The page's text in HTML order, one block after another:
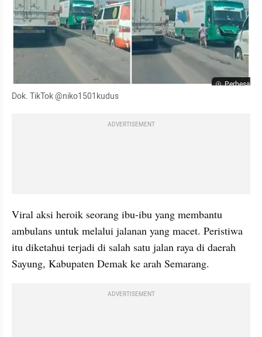
Perbesar
Dok. TikTok @niko1501kudus
ADVERTISEMENT
Viral aksi heroik seorang ibu-ibu yang membantu
ambulans untuk melalui jalanan yang macet. Peristiwa
itu diketahui terjadi di salah satu jalan raya di daerah
Sayung, Kabupaten Demak ke arah Semarang.
ADVERTISEMENT